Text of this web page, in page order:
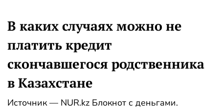
В каких случаях можно не
платить кредит
скончавшегося родственника
в Казахстане
Источник — NUR.kz Блокнот с деньгами.